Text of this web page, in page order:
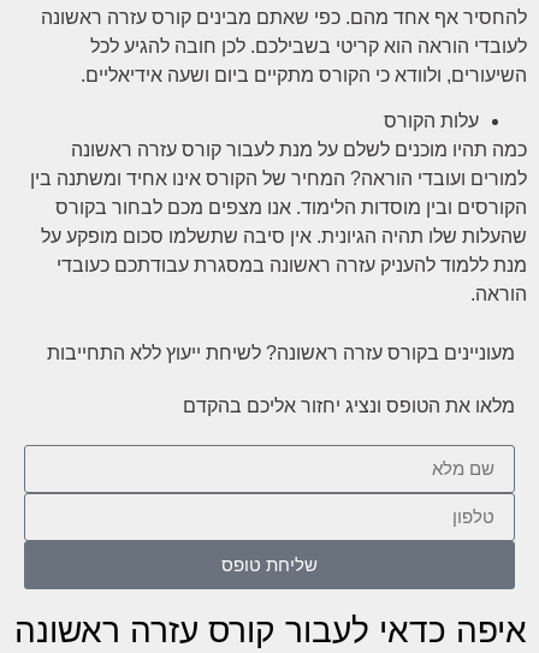
להחסיר אף אחד מהם. כפי שאתם מבינים קורס עזרה ראשונה
לעובדי הוראה הוא קריטי בשבילכם. לכן חובה להגיע לכל
השיעורים, ולוודא כי הקורס מתקיים ביום ושעה אידיאליים.
עלות הקורס
כמה תהיו מוכנים לשלם על מנת לעבור קורס עזרה ראשונה
למורים ועובדי הוראה? המחיר של הקורס אינו אחיד ומשתנה בין
הקורסים ובין מוסדות הלימוד. אנו מצפים מכם לבחור בקורס
שהעלות שלו תהיה הגיונית. אין סיבה שתשלמו סכום מופקע על
מנת ללמוד להעניק עזרה ראשונה במסגרת עבודתכם כעובדי
הוראה.
מעוניינים בקורס עזרה ראשונה? לשיחת ייעוץ ללא התחייבות
מלאו את הטופס ונציג יחזור אליכם בהקדם
שליחת טופס
איפה כדאי לעבור קורס עזרה ראשונה